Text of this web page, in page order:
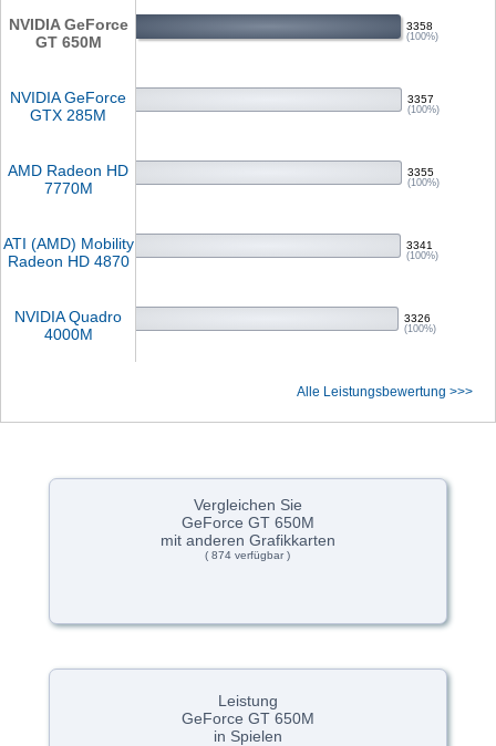
NVIDIA GeForce
GT 650M
3358
(100%)
NVIDIA GeForce
GTX 285M
3357
(100%)
AMD Radeon HD
7770M
3355
(100%)
ATI (AMD) Mobility
Radeon HD 4870
3341
(100%)
NVIDIA Quadro
4000M
3326
(100%)
Alle Leistungsbewertung >>>
Vergleichen Sie
GeForce GT 650M
mit anderen Grafikkarten
( 874 verfügbar )
Leistung
GeForce GT 650M
in Spielen